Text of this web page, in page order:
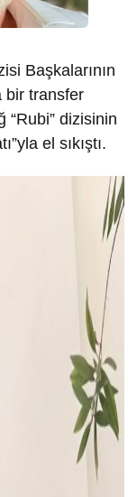
Başkalarının
bir transfer
“Rubi” dizisinin
el sıkıştı.